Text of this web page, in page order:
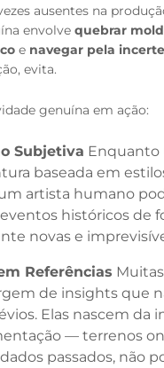
ausentes na
envolve quebrar
e navegar pela
evita.
genuína em ação:
Subjetiva Enquanto
baseada em
artista humano
históricos de
novas e
Referências
de insights que
Elas nascem da
— terrenos
passados, não